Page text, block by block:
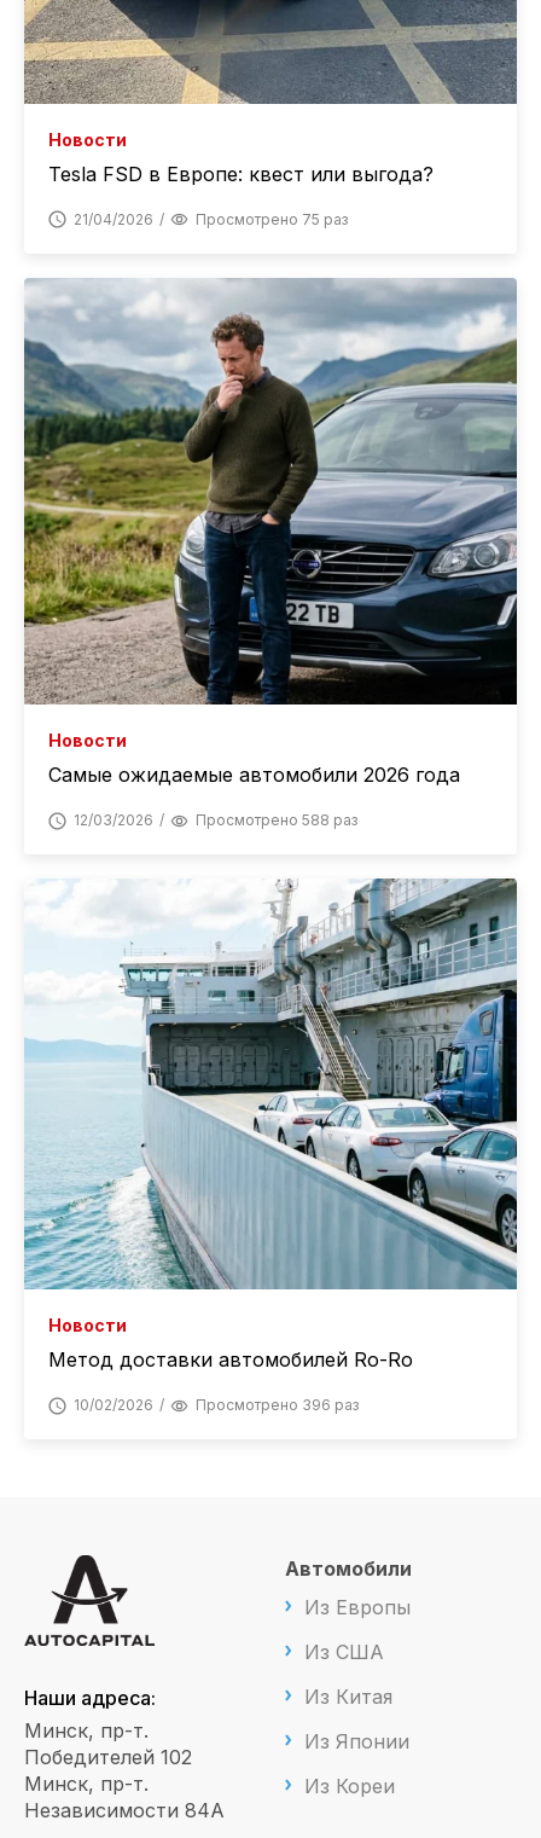
Новости
Tesla FSD в Европе: квест или выгода?
21/04/2026 Просмотрено 75 раз
Новости
Самые ожидаемые автомобили 2026 года
12/03/2026 Просмотрено 588 раз
Новости
Метод доставки автомобилей Ro-Ro
10/02/2026 Просмотрено 396 раз
Наши адреса:
Минск, пр-т.
Победителей 102
Минск, пр-т.
Независимости 84А
Автомобили
Из Европы
Из США
Из Китая
Из Японии
Из Кореи